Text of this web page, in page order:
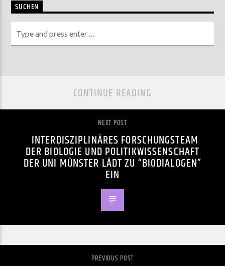
SUCHEN
CONTINUE READING
NEXT POST
INTERDISZIPLINÄRES FORSCHUNGSTEAM
DER BIOLOGIE UND POLITIKWISSENSCHAFT
DER UNI MÜNSTER LÄDT ZU “BIODIALOGEN”
EIN
PREVIOUS POST